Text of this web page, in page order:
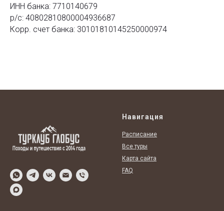
ИНН банка: 7710140679
р/с: 40802810800004936687
Корр. счет банка: 30101810145250000974
Навигация
Расписание
Все туры
Карта сайта
FAQ